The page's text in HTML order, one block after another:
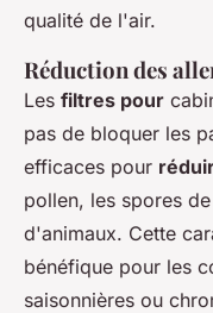
qualité de l'air.
Réduction des
Les filtres pour
pas de bloquer les
efficaces pour
pollen, les spores
d'animaux. Cette
bénéfique pour les
saisonnières ou